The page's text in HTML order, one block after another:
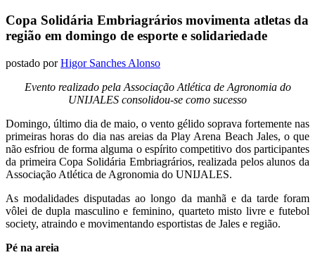
Copa Solidária Embriagrários movimenta atletas da
região em domingo de esporte e solidariedade
postado porHigor Sanches Alonso
Evento realizado pela Associação Atlética de Agronomia do
UNIJALES consolidou-se como sucesso
Domingo, último dia de maio, o vento gélido soprava fortemente nas
primeiras horas do dia nas areias da Play Arena Beach Jales, o que
não esfriou de forma alguma o espírito competitivo dos participantes
da primeira Copa Solidária Embriagrários, realizada pelos alunos da
Associação Atlética de Agronomia do UNIJALES.
As modalidades disputadas ao longo da manhã e da tarde foram
vôlei de dupla masculino e feminino, quarteto misto livre e futebol
society, atraindo e movimentando esportistas de Jales e região.
Pé na areia